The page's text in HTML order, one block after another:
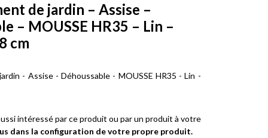
de jardin – Assise –
– MOUSSE HR35 – Lin –
cm
- Assise - Déhoussable - MOUSSE HR35 - Lin -
intéressé par ce produit ou par un produit à votre
dans la configuration de votre propre produit.